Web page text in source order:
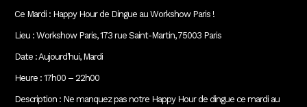
Ce Mardi : Happy Hour de Dingue au Workshow Paris !
Lieu : Workshow Paris, 173 rue Saint-Martin, 75003 Paris
Date : Aujourd’hui, Mardi
Heure : 17h00 – 22h00
Description : Ne manquez pas notre Happy Hour de dingue ce mardi au